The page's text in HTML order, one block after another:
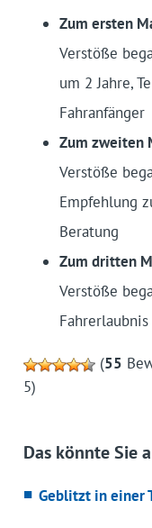
Zum ersten
Verstöße
um 2 Jahre,
Fahranfänger
Zum zweiten
Verstöße
Empfehlung
Beratung
Zum dritten
Verstöße
Fahrerlaubnis
(55
5)
Das könnte Sie
Geblitzt in einer